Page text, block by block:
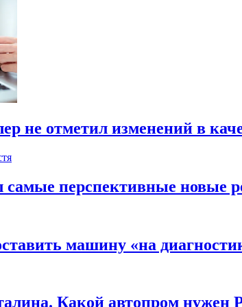
не отметил изменений в
самые перспективные новые
машину «на
Какой автопром нужен